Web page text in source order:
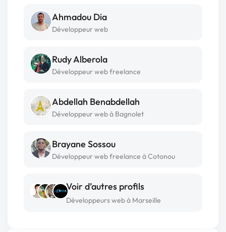
Ahmadou Dia
Développeur web
Rudy Alberola
Développeur web freelance
Abdellah Benabdellah
Développeur web à Bagnolet
Brayane Sossou
Développeur web freelance à Cotonou
Voir d’autres profils
Développeurs web à Marseille